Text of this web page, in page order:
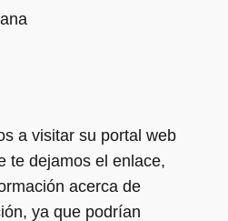
a visitar su portal web
te dejamos el enlace,
acerca de
ya que podrían